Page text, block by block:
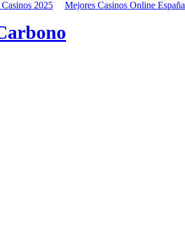
2025 Mejores Casinos Online España